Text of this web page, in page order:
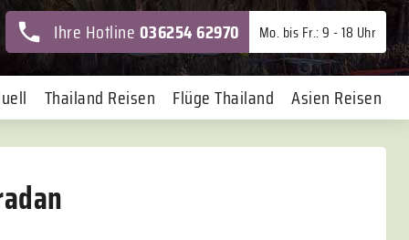
Ihre Hotline036254 62970 Mo. bis Fr.: 9 - 18 Uhr
Thailand Reisen Flüge Thailand Asien Reisen